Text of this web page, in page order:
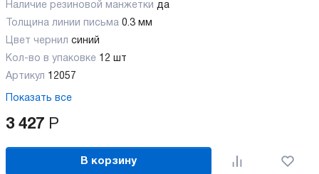
Наличие резиновой манжетки да
Толщина линии письма 0.3 мм
Цвет чернил синий
Кол-во в упаковке 12 шт
Артикул 12057
Показать все
3 427 Р
В корзину